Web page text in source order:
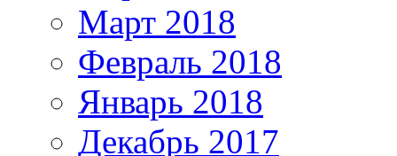
Март 2018
Февраль 2018
Январь 2018
Декабрь 2017